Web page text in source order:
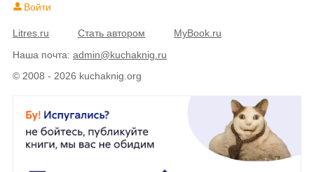
© 2008 - 2026 kuchaknig.org
Войти
Litres.ru Стать автором
MyBook.ru
Наша почта: admin@kuchaknig.ru